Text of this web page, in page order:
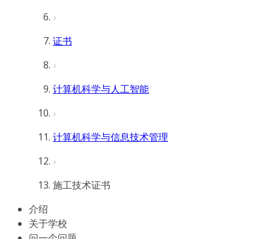
证书
计算机科学与人工智能
计算机科学与信息技术管理
施工技术证书
介绍
关于学校